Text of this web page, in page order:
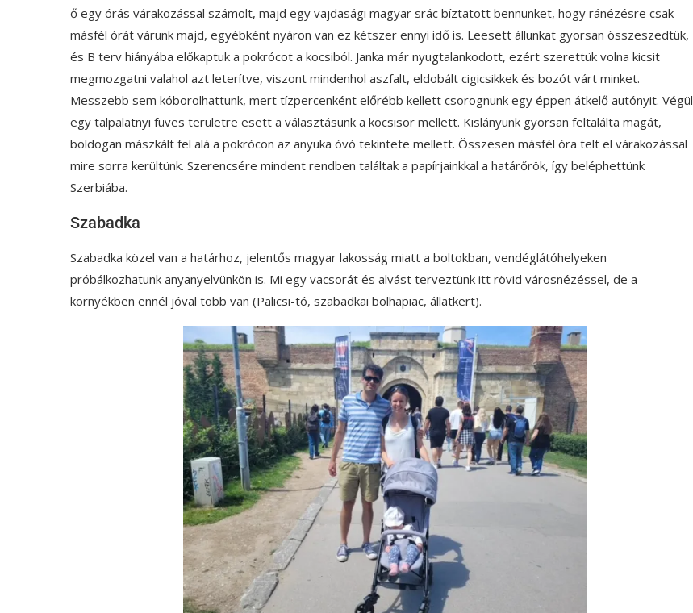
ő egy órás várakozással számolt, majd egy vajdasági magyar srác bíztatott bennünket, hogy ránézésre csak
másfél órát várunk majd, egyébként nyáron van ez kétszer ennyi idő is. Leesett állunkat gyorsan összeszedtük,
és B terv hiányába előkaptuk a pokrócot a kocsiból. Janka már nyugtalankodott, ezért szerettük volna kicsit
megmozgatni valahol azt leterítve, viszont mindenhol aszfalt, eldobált cigicsikkek és bozót várt minket.
Messzebb sem kóborolhattunk, mert tízpercenként előrébb kellett csorognunk egy éppen átkelő autónyit. Végül
egy talpalatnyi füves területre esett a választásunk a kocsisor mellett. Kislányunk gyorsan feltalálta magát,
boldogan mászkált fel alá a pokrócon az anyuka óvó tekintete mellett. Összesen másfél óra telt el várakozással
mire sorra kerültünk. Szerencsére mindent rendben találtak a papírjainkkal a határőrök, így beléphettünk
Szerbiába.
Szabadka
Szabadka közel van a határhoz, jelentős magyar lakosság miatt a boltokban, vendéglátóhelyeken
próbálkozhatunk anyanyelvünkön is. Mi egy vacsorát és alvást terveztünk itt rövid városnézéssel, de a
környékben ennél jóval több van (Palicsi-tó, szabadkai bolhapiac, állatkert).